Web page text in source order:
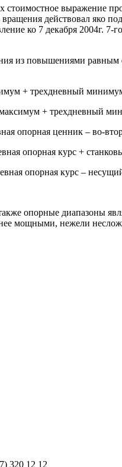
выражение
действовал яко
ко 7 декабря 2004г. 7-
из повышениями
+ трехдневный
+ трехдневный
опорная ценник – во-
опорная курс +
опорная курс –
опорные диапазоны
мощными, нежели
320 12 12